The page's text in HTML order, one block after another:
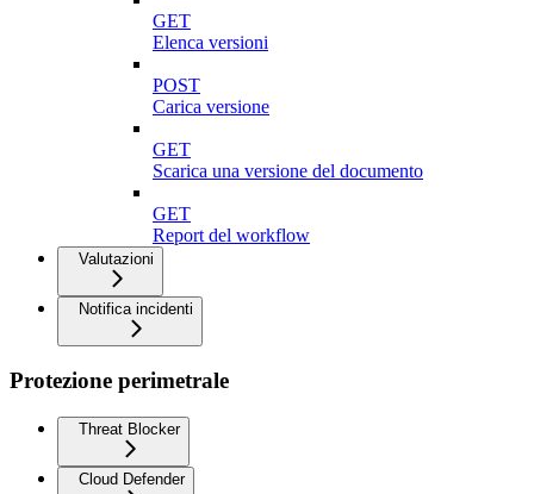
GET
Elenca versioni
POST
Carica versione
GET
Scarica una versione del documento
GET
Report del workflow
Valutazioni
Notifica incidenti
Protezione perimetrale
Threat Blocker
Cloud Defender